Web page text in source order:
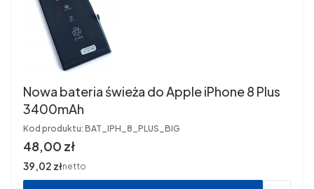
Nowa bateria świeża do Apple iPhone 8 Plus
3400mAh
Kod produktu: BAT_IPH_8_PLUS_BIG
Cena
48,00 zł
Cena
39,02 złnetto